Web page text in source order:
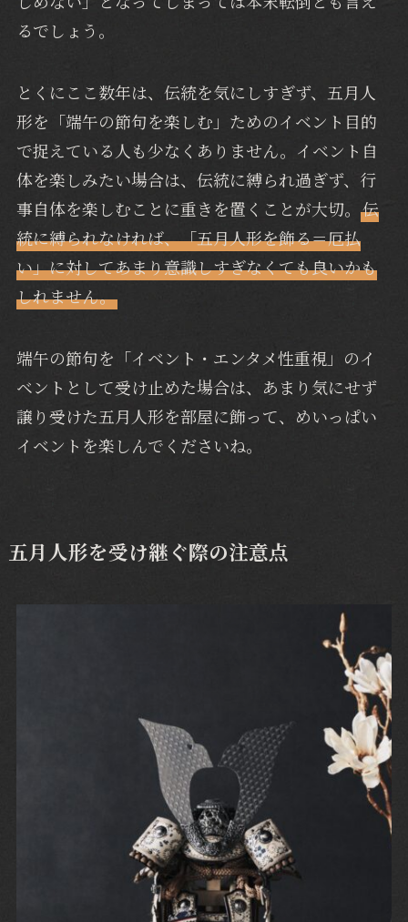
るでしょう。
とくにここ数年は、伝統を気にしすぎず、五月人
形を「端午の節句を楽しむ」ためのイベント目的
で捉えている人も少なくありません。イベント自
体を楽しみたい場合は、伝統に縛られ過ぎず、行
事自体を楽しむことに重きを置くことが大切。 伝
統に縛られなければ、「五月人形を飾る＝厄払
い」に対してあまり意識しすぎなくても良いかも
しれません。
端午の節句を「イベント・エンタメ性重視」のイ
ベントとして受け止めた場合は、あまり気にせず
譲り受けた五月人形を部屋に飾って、めいっぱい
イベントを楽しんでくださいね。
五月人形を受け継ぐ際の注意点